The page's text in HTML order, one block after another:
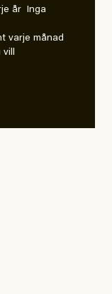
år Inga
varje månad
vill